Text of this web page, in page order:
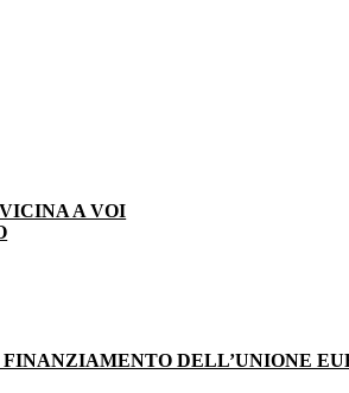
A VOI
DELL’UNIONE